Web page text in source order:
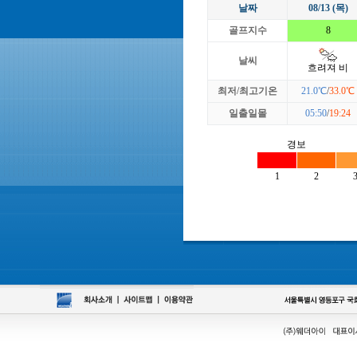
날짜
08/13 (목)
골프지수
8
날씨
흐려져 비
최저/최고기온 21.0℃/33.0℃
일출일몰
05:50/19:24
경보
1 2 3